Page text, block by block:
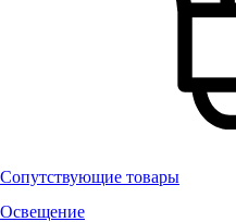
Сопутствующие товары
Освещение